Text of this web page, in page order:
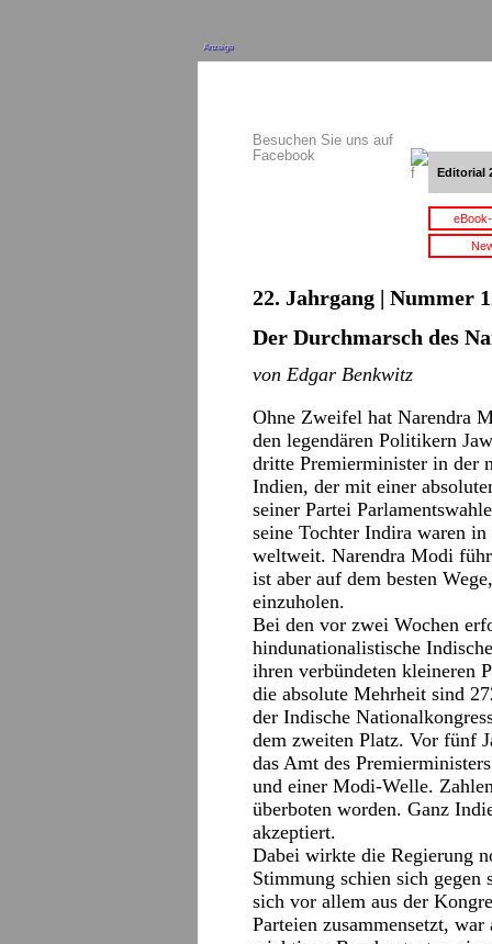
Anzeige
Besuchen Sie uns auf
Facebook
Editorial
22. Jahrgang | Nummer
Der Durchmarsch des
von Edgar Benkwitz
Ohne Zweifel hat Narendra
den legendären Politikern
dritte Premierminister in der
Indien, der mit einer
seiner Partei
seine Tochter Indira waren
weltweit. Narendra Modi
ist aber auf dem besten
einzuholen.
Bei den vor zwei Wochen
hindunationalistische
ihren verbündeten kleineren
die absolute Mehrheit sind
der Indische
dem zweiten Platz. Vor fünf
das Amt des
und einer Modi-Welle.
überboten worden. Ganz
akzeptiert.
Dabei wirkte die Regierung
Stimmung schien sich
sich vor allem aus der
Parteien zusammensetzt,